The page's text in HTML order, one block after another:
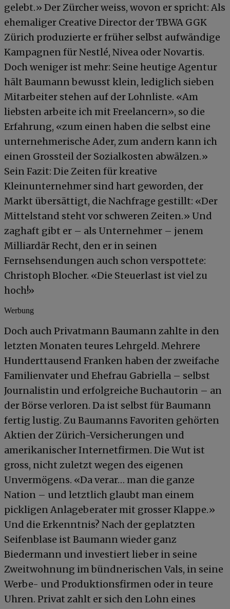
gelebt.» Der Zürcher weiss, wovon er spricht: Als
ehemaliger Creative Director der TBWA GGK
Zürich produzierte er früher selbst aufwändige
Kampagnen für Nestlé, Nivea oder Novartis.
Doch weniger ist mehr: Seine heutige Agentur
hält Baumann bewusst klein, lediglich sieben
Mitarbeiter stehen auf der Lohnliste. «Am
liebsten arbeite ich mit Freelancern», so die
Erfahrung, «zum einen haben die selbst eine
unternehmerische Ader, zum andern kann ich
einen Grossteil der Sozialkosten abwälzen.»
Sein Fazit: Die Zeiten für kreative
Kleinunternehmer sind hart geworden, der
Markt übersättigt, die Nachfrage gestillt: «Der
Mittelstand steht vor schweren Zeiten.» Und
zaghaft gibt er – als Unternehmer – jenem
Milliardär Recht, den er in seinen
Fernsehsendungen auch schon verspottete:
Christoph Blocher. «Die Steuerlast ist viel zu
hoch!»
Werbung
Doch auch Privatmann Baumann zahlte in den
letzten Monaten teures Lehrgeld. Mehrere
Hunderttausend Franken haben der zweifache
Familienvater und Ehefrau Gabriella – selbst
Journalistin und erfolgreiche Buchautorin – an
der Börse verloren. Da ist selbst für Baumann
fertig lustig. Zu Baumanns Favoriten gehörten
Aktien der Zürich-Versicherungen und
amerikanischer Internetfirmen. Die Wut ist
gross, nicht zuletzt wegen des eigenen
Unvermögens. «Da verar… man die ganze
Nation – und letztlich glaubt man einem
pickligen Anlageberater mit grosser Klappe.»
Und die Erkenntnis? Nach der geplatzten
Seifenblase ist Baumann wieder ganz
Biedermann und investiert lieber in seine
Zweitwohnung im bündnerischen Vals, in seine
Werbe- und Produktionsfirmen oder in teure
Uhren. Privat zahlt er sich den Lohn eines